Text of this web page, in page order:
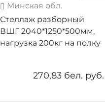
Минская обл.
Стеллаж разборный
ВШГ 2040*1250*500мм,
нагрузка 200кг на полку
270,83бел. руб.